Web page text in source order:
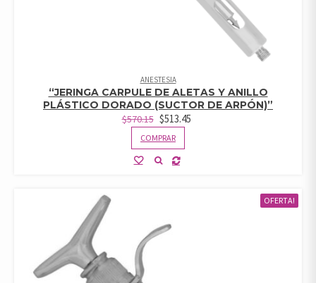
ANESTESIA
“JERINGA CARPULE DE ALETAS Y ANILLO
PLÁSTICO DORADO (SUCTOR DE ARPÓN)”
$570.15 $513.45
COMPRAR
OFERTA!